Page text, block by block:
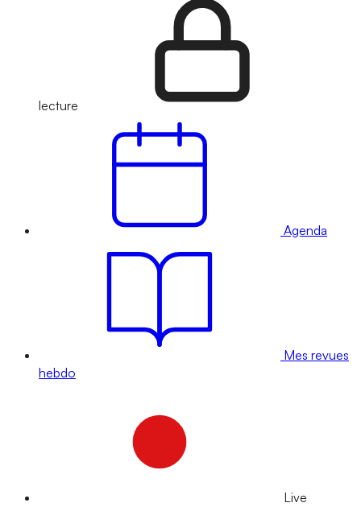
lecture
Agenda
Mes revues
hebdo
Live